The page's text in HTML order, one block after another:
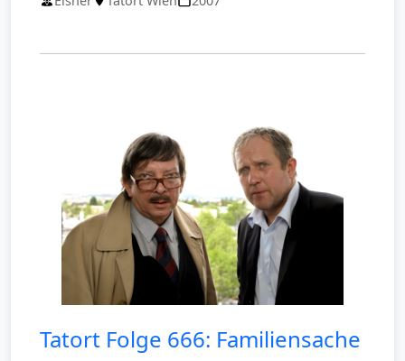
Tatort Folge 666: Familiensache